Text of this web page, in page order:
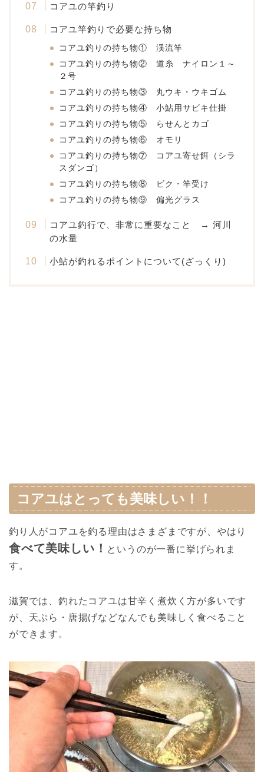
コアユの竿釣り
コアユ竿釣りで必要な持ち物
コアユ釣りの持ち物① 渓流竿
コアユ釣りの持ち物② 道糸 ナイロン１～
２号
コアユ釣りの持ち物③ 丸ウキ・ウキゴム
コアユ釣りの持ち物④ 小鮎用サビキ仕掛
コアユ釣りの持ち物⑤ らせんとカゴ
コアユ釣りの持ち物⑥ オモリ
コアユ釣りの持ち物⑦ コアユ寄せ餌（シラ
スダンゴ）
コアユ釣りの持ち物⑧ ビク・竿受け
コアユ釣りの持ち物⑨ 偏光グラス
コアユ釣行で、非常に重要なこと → 河川
の水量
小鮎が釣れるポイントについて(ざっくり)
コアユはとっても美味しい！！
釣り人がコアユを釣る理由はさまざまですが、やはり
食べて美味しい！ というのが一番に挙げられま
す。
滋賀では、釣れたコアユは甘辛く煮炊く方が多いです
が、天ぷら・唐揚げなどなんでも美味しく食べること
ができます。